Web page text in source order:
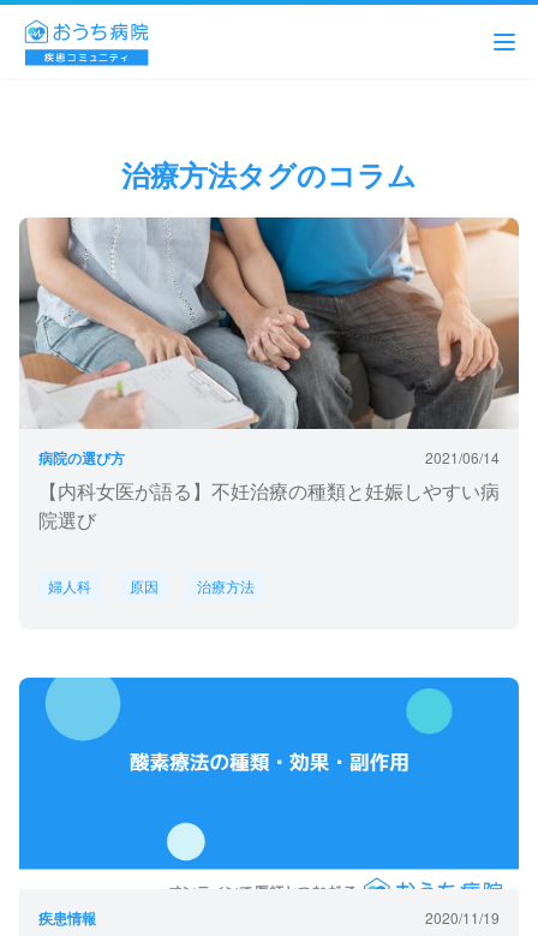
治療方法タグのコラム
病院の選び方 2021/06/14
【内科女医が語る】不妊治療の種類と妊娠しやすい病
院選び
婦人科 原因 治療方法
疾患情報 2020/11/19